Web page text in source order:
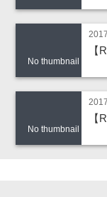
No thumbnail
【
No thumbnail
【